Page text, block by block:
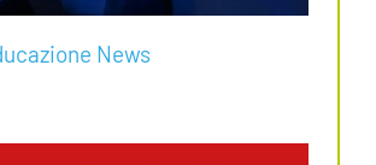
News